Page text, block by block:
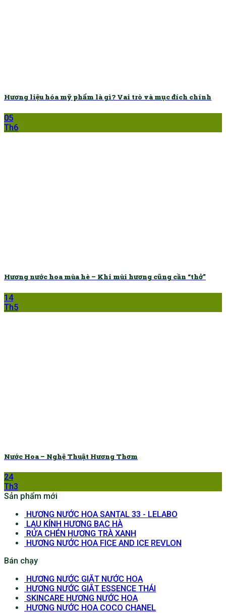
Hương liệu hóa mỹ phẩm là gì? Vai trò và mục đích chính
05
Th6
Hương nước hoa mùa hè – Khi mùi hương cũng cần “thở”
14
Th5
Nước Hoa – Nghệ Thuật Hương Thơm
24
Th3
Sản phẩm mới
HƯƠNG NƯỚC HOA SANTAL 33 - LELABO
LAU KÍNH HƯƠNG BẠC HÀ
RỬA CHÉN HƯƠNG TRÀ XANH
HƯƠNG NƯỚC HOA FICE AND ICE REVLON
Bán chạy
HƯƠNG NƯỚC GIẶT NƯỚC HOA
HƯƠNG NƯỚC GIẶT ESSENCE THÁI
SKINCARE HƯƠNG NƯỚC HOA
HƯƠNG NƯỚC HOA COCO CHANEL